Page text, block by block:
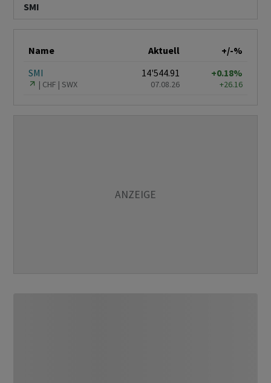
SMI
Name Aktuell
+/-%
SMI
CHF SWX
14'544.91
07.08.26
+0.18%
+26.16